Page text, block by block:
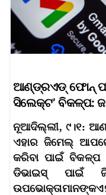
ଆଣ୍ଡ୍ରଏଡ୍ ଫୋନ୍
ସିଲେକ୍ଟ’ ବିକଳ୍ପ:
ନୂଆଦିଲ୍ଲୀ, ୯।୧:
ଏହାର ଜିମେଲ୍
କରିବା ପାଇଁ
ଡିଭାଇସ୍ ପାଇଁ